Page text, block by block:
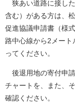
狭あい道路に接し
含む）がある方は、
促進協議申請書（様
路中心線から2メー
ってください。
後退用地の寄付申
チャートを、また、
確認ください。